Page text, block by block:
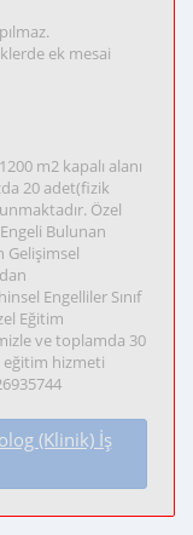
ek mesai
m2 kapalı alanı
20 adet(fizik
Özel
Bulunan
Gelişimsel
Engelliler Sınıf
Eğitim
ve toplamda 30
eğitim hizmeti
(Klinik) İş